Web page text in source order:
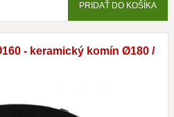
PRIDAŤ DO KOŠÍKA
- keramický komín Ø180 /